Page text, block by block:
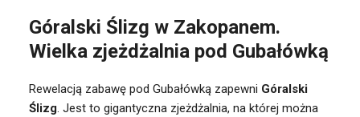
Góralski Ślizg w Zakopanem.
Wielka zjeżdżalnia pod Gubałówką
Rewelacją zabawę pod Gubałówką zapewni Góralski
Ślizg. Jest to gigantyczna zjeżdżalnia, na której można